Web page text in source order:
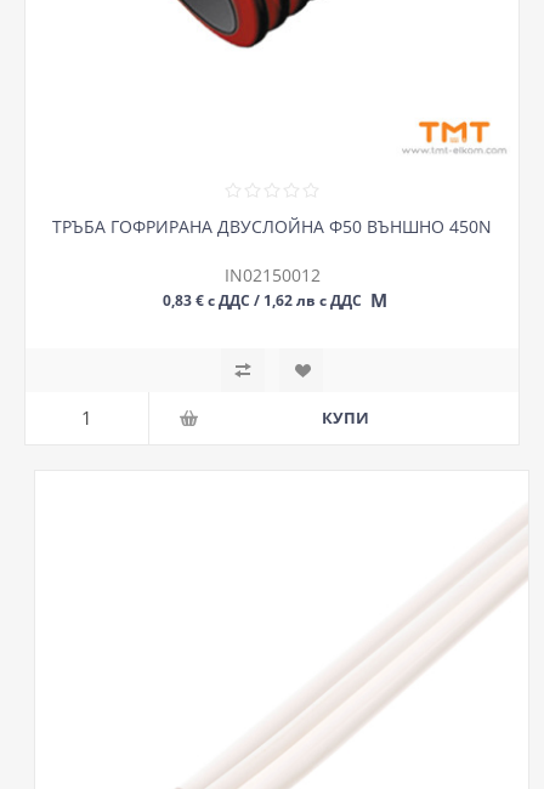
ТРЪБА ГОФРИРАНА ДВУСЛОЙНА Ф50 ВЪНШНО 450N
IN02150012
0,83 € с ДДС / 1,62 лв с ДДС М